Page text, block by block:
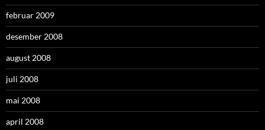
februar 2009
desember 2008
august 2008
juli 2008
mai 2008
april 2008